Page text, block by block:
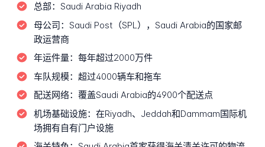
总部： Saudi Arabia Riyadh
母公司： Saudi Post（SPL），Saudi Arabia的国家邮
政运营商
年运件量： 每年超过2000万件
车队规模： 超过4000辆车和拖车
配送网络： 覆盖Saudi Arabia的4900个配送点
机场基础设施： 在Riyadh、Jeddah和Dammam国际机
场拥有自有门户设施